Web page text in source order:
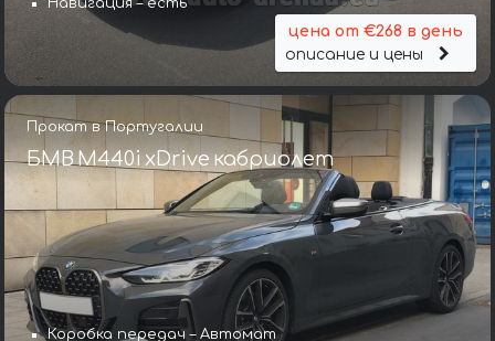
Навигация – есть
цена от €268 в день
описание и цены
Прокат в Португалии
БМВ M440i xDrive кабриолет
Коробка передач – Автомат